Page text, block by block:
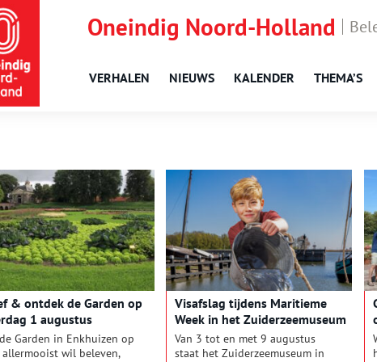
Oneindig Noord-Holland
VERHALEN NIEUWS KALENDER THEMA’S
& ontdek de Garden op
1 augustus
Garden in Enkhuizen op
allermooist wil beleven,
Visafslag tijdens Maritieme
Week in het Zuiderzeemuseum
Van 3 tot en met 9 augustus
staat het Zuiderzeemuseum in